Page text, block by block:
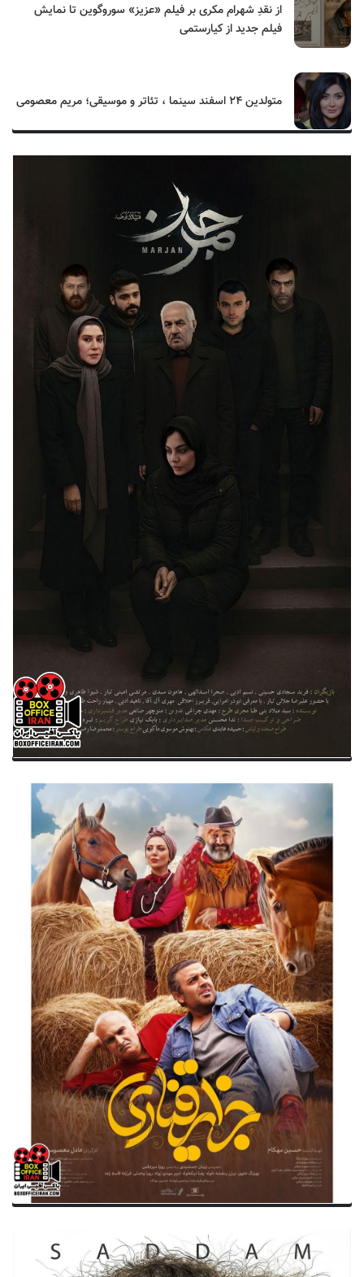
از نقدِ شهرام مکری بر فیلم «عزیز» سوروگوین تا نمایش
فیلم جدید از کیارستمی
متولدین ۲۴ اسفند سینما ، تئاتر و موسیقی؛ مریم معصومی